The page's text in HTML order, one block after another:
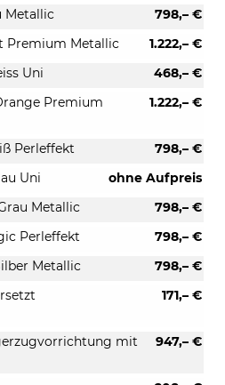
798,– €
Metallic
1.222,– €
Premium Metallic
468,– €
Uni
1.222,– €
Premium
798,– €
Perleffekt
ohne Aufpreis
Uni
798,– €
Metallic
798,– €
Perleffekt
798,– €
Metallic
171,– €
947,– €
mit